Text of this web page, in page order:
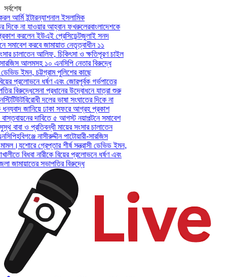
সর্বশেষ
ইন্টারন্যাশনাল ইসলামিক
দিকে না যাওয়ার আহ্বান ফখরুলেরবাংলাদেশকে
করলেন ইউএই প্রেসিডেন্টজুলাই সনদ
করবে জামায়াত নেতৃত্বাধীন ১১
চালাতেন আলিফ, চিকিৎসা ও ক্ষতিপূরণ চাইল
আলমসহ ১০ এনসিপি নেতার বিরুদ্ধে
ইমন, চট্টগ্রাম পুলিশের কাছে
প্রলোভনে ধর্ষণ এবং জোরপূর্বক গর্ভপাতের
বিরুদ্ধেসেনা প্রধানের উদ্বোধনে যাত্রা শুরু
বিরোধী দলের ভাষা সংঘাতের দিকে না
জানিয়ে ঢাকা সফরে আগ্রহ প্রকাশ
দাবিতে ৫ আগস্ট নয়াপল্টনে সমাবেশ
বাবা ও প্রতিবন্ধী মায়ের সংসার চালাতেন
হবিগঞ্জে নাসীরুদ্দীন পাটোয়ারী-সারজিস
যশোরে গ্রেপ্তার শীর্ষ সন্ত্রাসী ডেভিড ইমন,
বিধবা নারীকে বিয়ের প্রলোভনে ধর্ষণ এবং
সভাপতির বিরুদ্ধে